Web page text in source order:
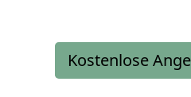
Kostenlose